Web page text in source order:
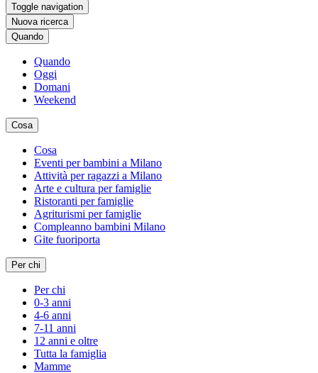
Toggle navigation
Nuova ricerca
Quando
Quando
Oggi
Domani
Weekend
Cosa
Cosa
Eventi per bambini a Milano
Attività per ragazzi a Milano
Arte e cultura per famiglie
Ristoranti per famiglie
Agriturismi per famiglie
Compleanno bambini Milano
Gite fuoriporta
Per chi
Per chi
0-3 anni
4-6 anni
7-11 anni
12 anni e oltre
Tutta la famiglia
Mamme